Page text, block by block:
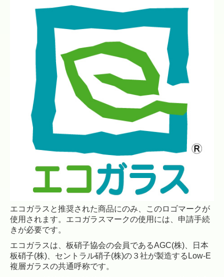
エコガラスと推奨された商品にのみ、このロゴマークが
使用されます。エコガラスマークの使用には、申請手続
きが必要です。
エコガラスは、板硝子協会の会員であるAGC(株)、日本
板硝子(株)、セントラル硝子(株)の３社が製造するLow-E
複層ガラスの共通呼称です。